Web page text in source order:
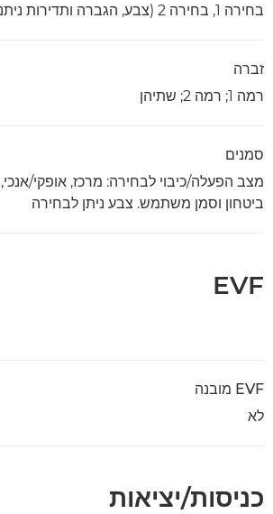
בחירה 1, בחירה 2 (צבע, הגברה ותדירות ניתנים להתאמה)
זברה
רמה 1; רמה 2; שתיהן
סמנים
מצב הפעלה/כיבוי לבחירה:‏ מרכז, אופקי/
ביטחון וסמן משתמש. צבע ניתן לבחירה
EVF
EVF מובנה
לא
כניסות/יציאות